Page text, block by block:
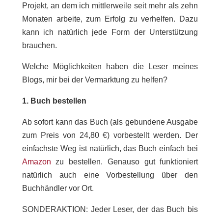
Projekt, an dem ich mittlerweile seit mehr als zehn
Monaten arbeite, zum Erfolg zu verhelfen. Dazu
kann ich natürlich jede Form der Unterstützung
brauchen.
Welche Möglichkeiten haben die Leser meines
Blogs, mir bei der Vermarktung zu helfen?
1. Buch bestellen
Ab sofort kann das Buch (als gebundene Ausgabe
zum Preis von 24,80 €) vorbestellt werden. Der
einfachste Weg ist natürlich, das Buch einfach bei
Amazon zu bestellen. Genauso gut funktioniert
natürlich auch eine Vorbestellung über den
Buchhändler vor Ort.
SONDERAKTION: Jeder Leser, der das Buch bis